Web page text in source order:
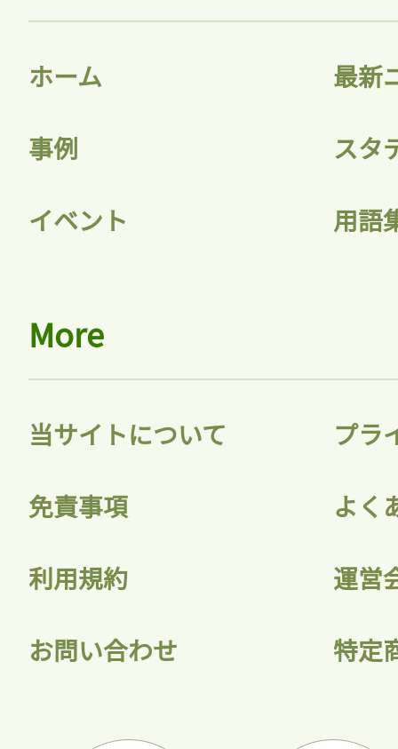
ホーム 最新
事例 スタ
イベント 用語
More
当サイトについて プラ
免責事項 よく
利用規約 運営
お問い合わせ 特定